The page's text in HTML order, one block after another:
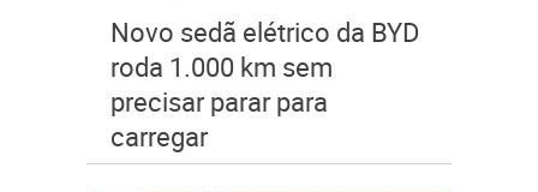
Novo sedã elétrico da BYD
roda 1.000 km sem
precisar parar para
carregar